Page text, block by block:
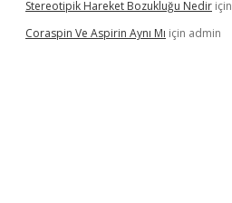
Stereotipik Hareket Bozukluğu Nedir için
Coraspin Ve Aspirin Aynı Mı için admin